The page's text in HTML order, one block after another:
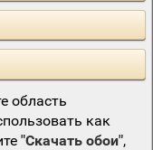
область
как
"Скачать обои",